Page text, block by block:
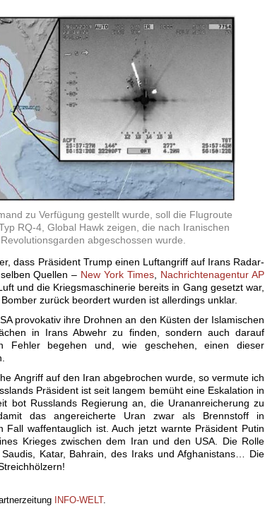
zu Verfügung gestellt wurde, soll die Flugroute
RQ-4, Global Hawk zeigen, die nach Iranischen
abgeschossen wurde.
dass Präsident Trump einen Luftangriff auf Irans Radar-
Quellen – New York Times
Nachrichtenagentur AP
und die Kriegsmaschinerie bereits in Gang gesetzt war,
zurück beordert wurden ist allerdings unklar.
provokativ ihre Drohnen an den Küsten der Islamischen
in Irans Abwehr zu finden, sondern auch darauf
Fehler begehen und, wie geschehen, einen dieser
Angriff auf den Iran abgebrochen wurde, so vermute ich
Präsident ist seit langem bemüht eine Eskalation in
bot Russlands Regierung an, die Urananreicherung zu
das angereicherte Uran zwar als Brennstoff in
waffentauglich ist. Auch jetzt warnte Präsident Putin
Krieges zwischen dem Iran und den USA. Die Rolle
Katar, Bahrain, des Iraks und Afghanistans… Die
INFO-WELT.